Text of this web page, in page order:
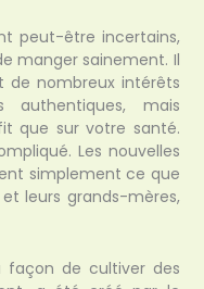
peut-être incertains,
manger sainement. Il
de nombreux intérêts
authentiques, mais
que sur votre santé.
Les nouvelles
simplement ce que
leurs grands-mères,
façon de cultiver des